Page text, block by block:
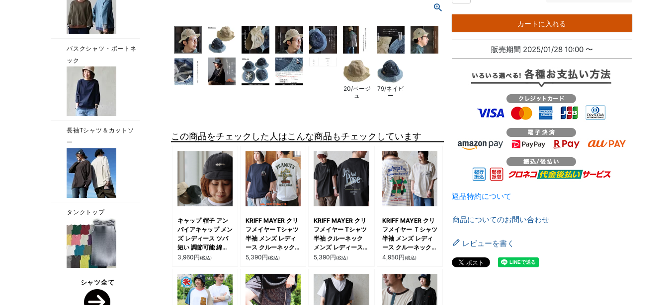
20/ベージ
ュ
79/ネイビ
ー
この商品をチェックした人はこんな商品もチェックしています
キャップ 帽子 アン
パイアキャップ メン
ズ レディース ツバ
短い 調節可能 綿
100 コットンツイル
け カジュアル お洒
落 パティ
3,960円(税込)
KRIFF MAYER クリ
フメイヤー Tシャツ
半袖 メンズ レディ
ース クルーネック
スヌーピー バックプ
クター 綿100 コッ
トン 軽い 薄手 通気
性 カジュアル 夏 パ
ティ
5,390円(税込)
KRIFF MAYER クリ
フメイヤー Tシャツ
半袖 クルーネック
メンズ レディース
バックプリント ロゴ
しい ハリ タフ しっ
かり生地 ボックスシ
ルエット 大きいサイ
ズ カジュアル 夏 ア
5,390円(税込)
KRIFF MAYER クリ
フメイヤー Ｔシャツ
半袖 メンズ レディ
ース クルーネック
キャラクター マスク
ボーダー 配色切り替
え コットン ポリエ
ステル 胸ポケット
刺繍 カジュアル 夏
4,950円(税込)
カートに入れる
販売期間 2025/01/28 10:00 〜
返品特約について
商品についてのお問い合わせ
レビューを書く